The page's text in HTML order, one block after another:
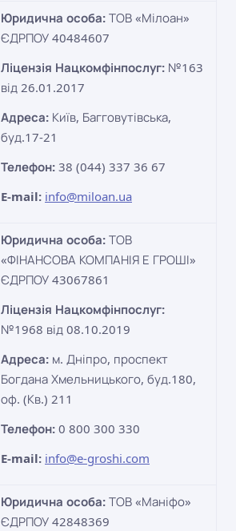
Юридична особа: ТОВ «Мілоан»
ЄДРПОУ 40484607
Ліцензія Нацкомфінпослуг: №163
від 26.01.2017
Адреса: Київ, Багговутівська,
буд.17-21
Телефон: 38 (044) 337 36 67
E-mail: info@miloan.ua
Юридична особа: ТОВ
«ФІНАНСОВА КОМПАНІЯ Е ГРОШІ»
ЄДРПОУ 43067861
Ліцензія Нацкомфінпослуг:
№1968 від 08.10.2019
Адреса: м. Дніпро, проспект
Богдана Хмельницького, буд.180,
оф. (Кв.) 211
Телефон: 0 800 300 330
E-mail: info@e-groshi.com
Юридична особа: ТОВ «Маніфо»
ЄДРПОУ 42848369